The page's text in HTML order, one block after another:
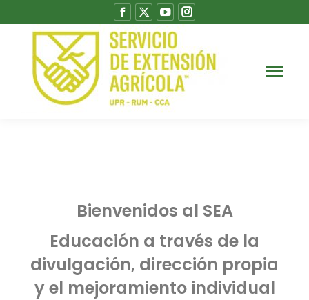
Bienvenidos al SEA
Educación a través de la
divulgación, dirección propia
y el mejoramiento individual